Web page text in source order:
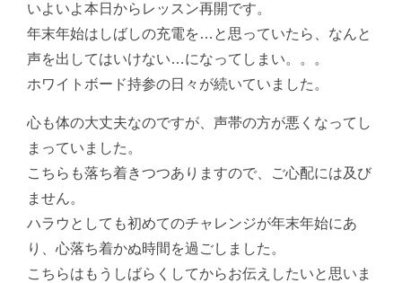
いよいよ本日からレッスン再開です。
年末年始はしばしの充電を…と思っていたら、なんと
声を出してはいけない…になってしまい。。。
ホワイトボード持参の日々が続いていました。
心も体の大丈夫なのですが、声帯の方が悪くなってし
まっていました。
こちらも落ち着きつつありますので、ご心配には及び
ません。
ハラウとしても初めてのチャレンジが年末年始にあ
り、心落ち着かぬ時間を過ごしました。
こちらはもうしばらくしてからお伝えしたいと思いま